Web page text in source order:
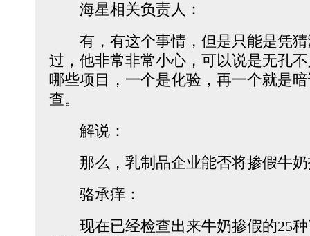
海星相关负责人：
有，有这个事情，但是只能是凭猜
过，他非常非常小心，可以说是无孔
哪些项目，一个是化验，再一个就是
查。
解说：
那么，乳制品企业能否将掺假牛奶
骆承痒：
现在已经检查出来牛奶掺假的25种